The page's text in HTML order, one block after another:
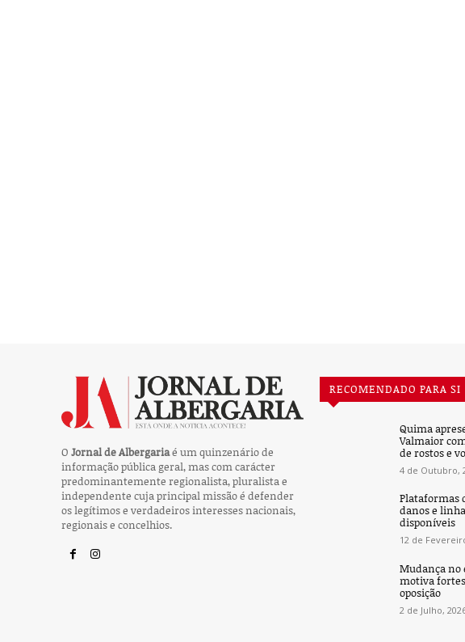
O Jornal de Albergariaé um quinzenário de
informação pública geral, mas com carácter
predominantemente regionalista, pluralista e
independente cuja principal missão é defender
os legítimos e verdadeiros interesses nacionais,
regionais e concelhios.
RECOMENDADO PARA SI
Quima
Valmaior
de rostos e
4 de Outubro,
Plataformas
danos e
disponíveis
12 de
Mudança no
motiva
oposição
2 de Julho,